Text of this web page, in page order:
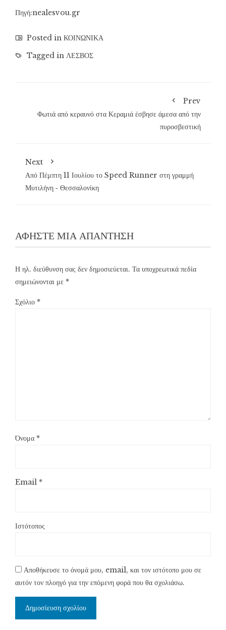
Πηγή:nealesvou.gr
Posted in ΚΟΙΝΩΝΙΚΑ
Tagged in ΛΕΣΒΟΣ
Prev
Φωτιά από κεραυνό στα Κεραμιά έσβησε άμεσα από την
πυροσβεστική
Next
Από Πέμπτη 11 Ιουλίου το Speed Runner στη γραμμή
Μυτιλήνη ‑ Θεσσαλονίκη
ΑΦΉΣΤΕ ΜΙΑ ΑΠΆΝΤΗΣΗ
Η ηλ. διεύθυνση σας δεν δημοσιεύεται. Τα υποχρεωτικά πεδία
σημειώνονται με *
Σχόλιο *
Όνομα *
Email *
Ιστότοπος
Αποθήκευσε το όνομά μου, email, και τον ιστότοπο μου σε
αυτόν τον πλοηγό για την επόμενη φορά που θα σχολιάσω.